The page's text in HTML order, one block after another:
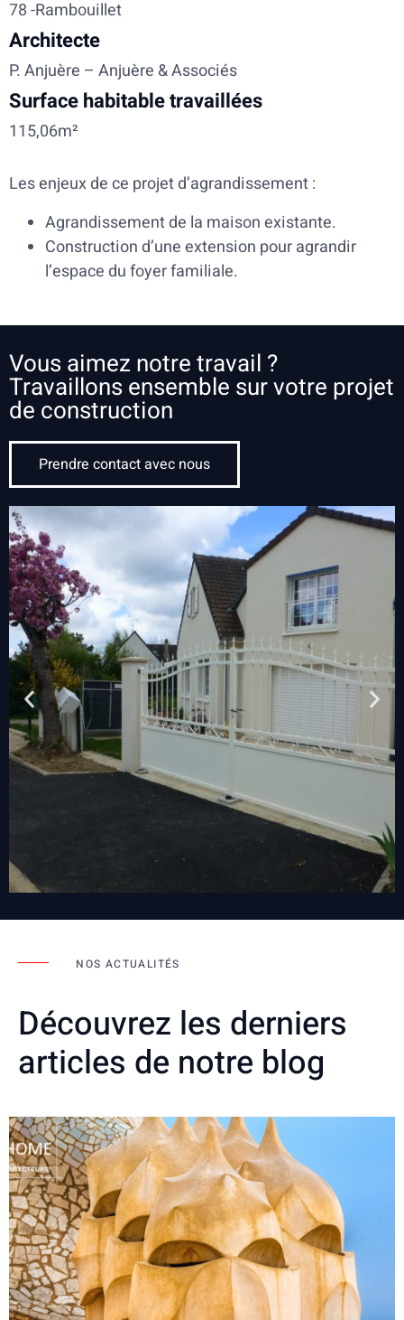
78 -Rambouillet
Architecte
P. Anjuère – Anjuère & Associés
Surface habitable travaillées
115,06m²
Les enjeux de ce projet d’agrandissement :
Agrandissement de la maison existante.
Construction d’une extension pour agrandir
l’espace du foyer familiale.
Vous aimez notre travail ?
Travaillons ensemble sur votre projet
de construction
Prendre contact avec nous
NOS ACTUALITÉS
Découvrez les derniers
articles de notre blog